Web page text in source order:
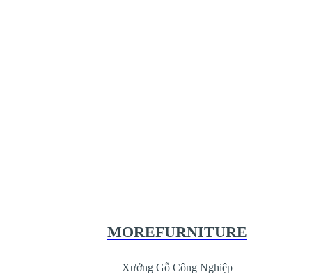
MOREFURNITURE
Xưởng Gỗ Công Nghiệp